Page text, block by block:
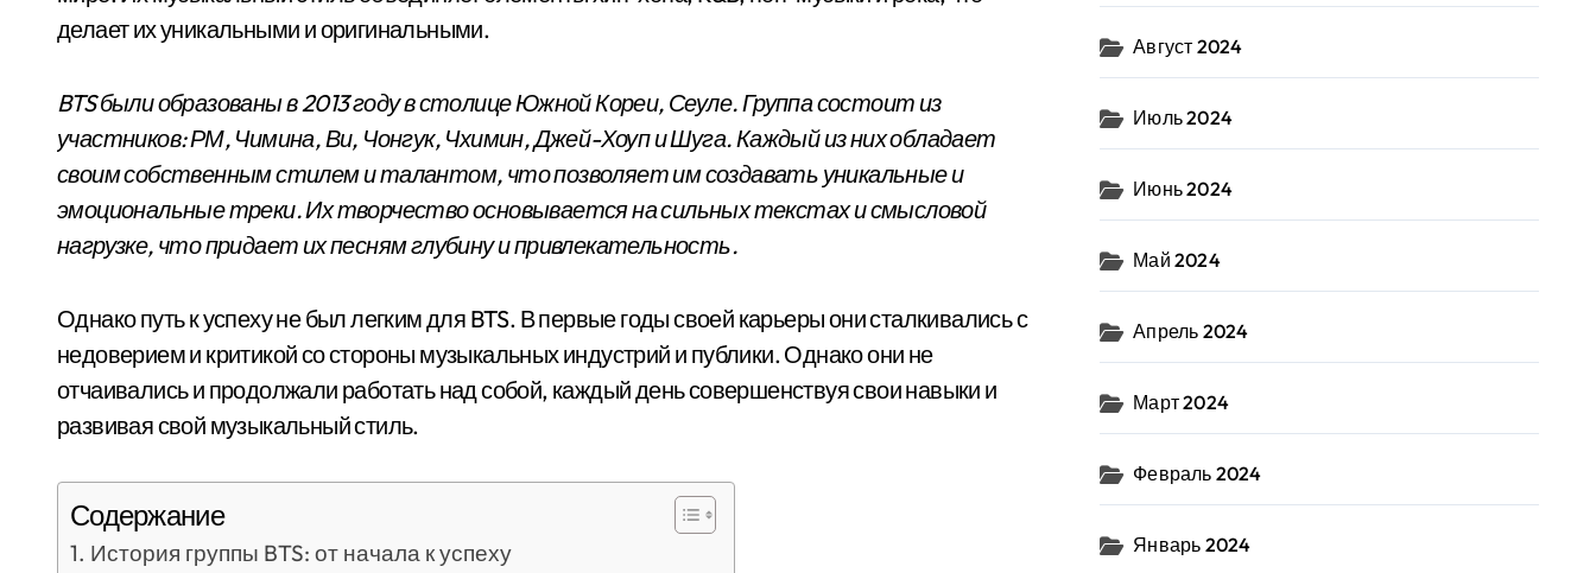
делает их уникальными и оригинальными.
BTS были образованы в 2013 году в столице Южной Кореи, Сеуле. Группа состоит из
участников: РМ, Чимина, Ви, Чонгук, Чхимин, Джей-Хоуп и Шуга. Каждый из них обладает
своим собственным стилем и талантом, что позволяет им создавать уникальные и
эмоциональные треки. Их творчество основывается на сильных текстах и смысловой
нагрузке, что придает их песням глубину и привлекательность.
Однако путь к успеху не был легким для BTS. В первые годы своей карьеры они сталкивались с
недоверием и критикой со стороны музыкальных индустрий и публики. Однако они не
отчаивались и продолжали работать над собой, каждый день совершенствуя свои навыки и
развивая свой музыкальный стиль.
Содержание
История группы BTS: от начала к успеху
Август 2024
Июль 2024
Июнь 2024
Май 2024
Апрель 2024
Март 2024
Февраль 2024
Январь 2024